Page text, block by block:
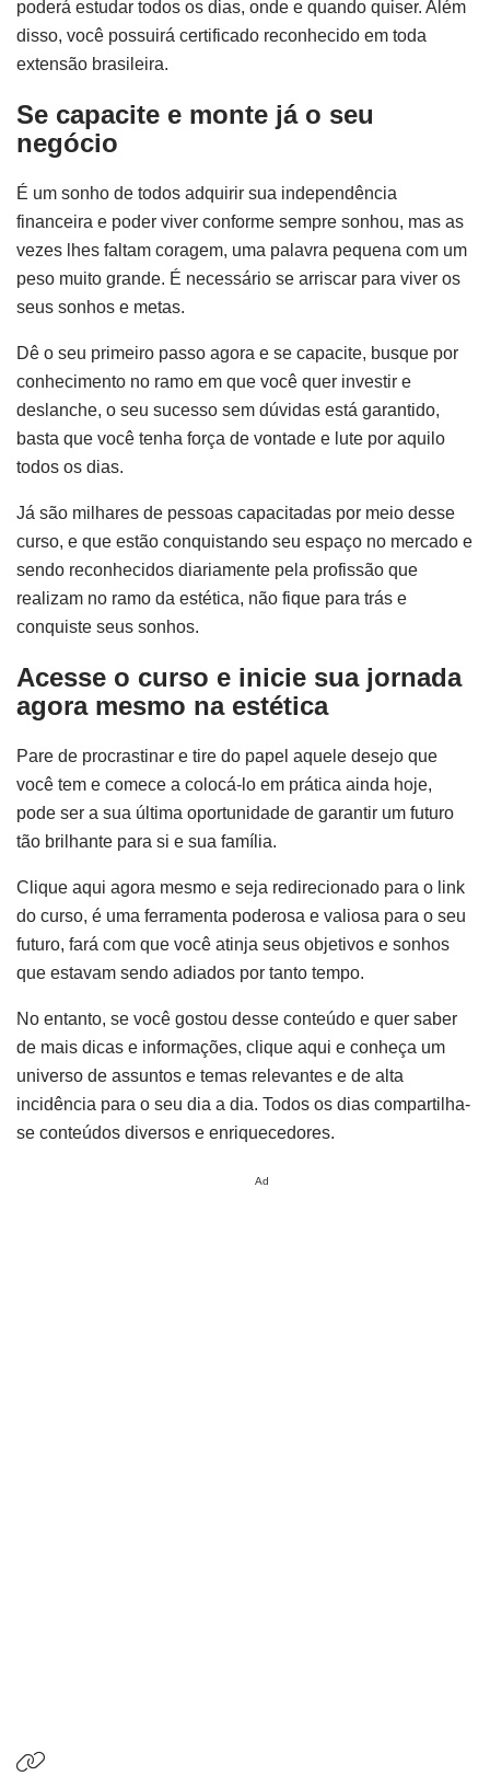
poderá estudar todos os dias, onde e quando quiser. Além
disso, você possuirá certificado reconhecido em toda
extensão brasileira.
Se capacite e monte já o seu
negócio
É um sonho de todos adquirir sua independência
financeira e poder viver conforme sempre sonhou, mas as
vezes lhes faltam coragem, uma palavra pequena com um
peso muito grande. É necessário se arriscar para viver os
seus sonhos e metas.
Dê o seu primeiro passo agora e se capacite, busque por
conhecimento no ramo em que você quer investir e
deslanche, o seu sucesso sem dúvidas está garantido,
basta que você tenha força de vontade e lute por aquilo
todos os dias.
Já são milhares de pessoas capacitadas por meio desse
curso, e que estão conquistando seu espaço no mercado e
sendo reconhecidos diariamente pela profissão que
realizam no ramo da estética, não fique para trás e
conquiste seus sonhos.
Acesse o curso e inicie sua jornada
agora mesmo na estética
Pare de procrastinar e tire do papel aquele desejo que
você tem e comece a colocá-lo em prática ainda hoje,
pode ser a sua última oportunidade de garantir um futuro
tão brilhante para si e sua família.
Clique aqui agora mesmo e seja redirecionado para o link
do curso, é uma ferramenta poderosa e valiosa para o seu
futuro, fará com que você atinja seus objetivos e sonhos
que estavam sendo adiados por tanto tempo.
No entanto, se você gostou desse conteúdo e quer saber
de mais dicas e informações, clique aqui e conheça um
universo de assuntos e temas relevantes e de alta
incidência para o seu dia a dia. Todos os dias compartilha-
se conteúdos diversos e enriquecedores.
Ad